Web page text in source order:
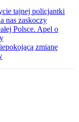
tajnej policjantki
nas zaskoczy
Polsce. Apel o
zmianę